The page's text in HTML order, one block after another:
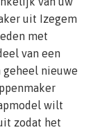
uit Izegem
met
van een
nieuwe
wilt
zodat het